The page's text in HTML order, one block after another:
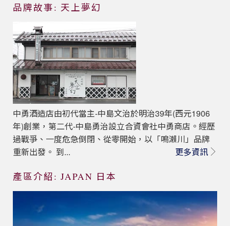
品牌故事: 天上夢幻
中勇酒造店由初代當主-中島文治於明治39年(西元1906
年)創業，第二代-中島勇治設立合資會社中勇商店。經歷
過戰爭、一度危急倒閉、從零開始，以「鳴瀨川」品牌
重新出發。 到...
更多資訊
產區介紹: JAPAN 日本